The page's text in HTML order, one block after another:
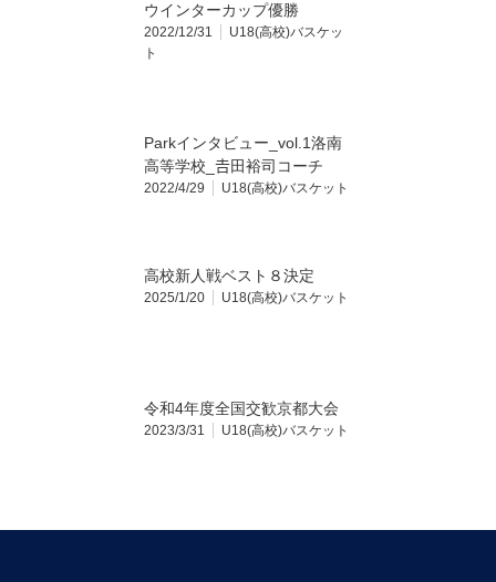
ウインターカップ優勝
2022/12/31
U18(高校)バスケッ
ト
Parkインタビュー_vol.1洛南
高等学校_𠮷田裕司コーチ
2022/4/29 U18(高校)バスケット
高校新人戦ベスト８決定
2025/1/20 U18(高校)バスケット
令和4年度全国交歓京都大会
2023/3/31 U18(高校)バスケット